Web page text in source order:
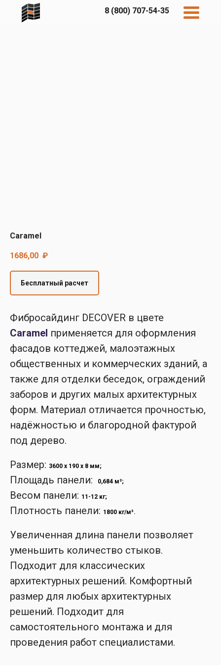
8 (800) 707-54-35
Caramel
1686,00 ₽
Бесплатный расчет
Фибросайдинг DECOVER в цвете
Caramel применяется для оформления
фасадов коттеджей, малоэтажных
общественных и коммерческих зданий, а
также для отделки беседок, ограждений
заборов и других малых архитектурных
форм. Материал отличается прочностью,
надёжностью и благородной фактурой
под дерево.
Размер: 3600 x 190 x 8 мм;
Площадь панели: 0,684 м²;
Весом панели: 11-12 кг;
Плотность панели: 1800 кг/м³.
Увеличенная длина панели позволяет
уменьшить количество стыков.
Подходит для классических
архитектурных решений. Комфортный
размер для любых архитектурных
решений. Подходит для
самостоятельного монтажа и для
проведения работ специалистами.